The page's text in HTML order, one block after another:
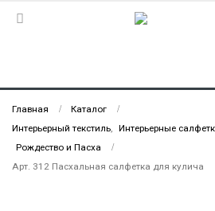
Главная
Каталог
Интерьерный текстиль, Интерьерные
Рождество и Пасха
Арт. 312 Пасхальная салфетка для кулича